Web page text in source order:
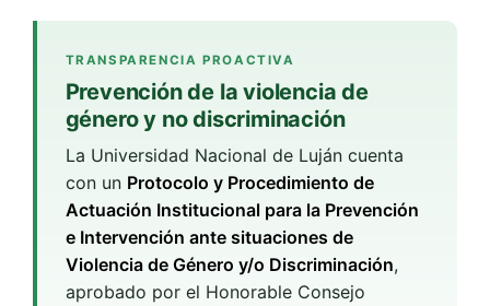
TRANSPARENCIA PROACTIVA
Prevención de la violencia de
género y no discriminación
La Universidad Nacional de Luján cuenta
con un Protocolo y Procedimiento de
Actuación Institucional para la Prevención
e Intervención ante situaciones de
Violencia de Género y/o Discriminación,
aprobado por el Honorable Consejo